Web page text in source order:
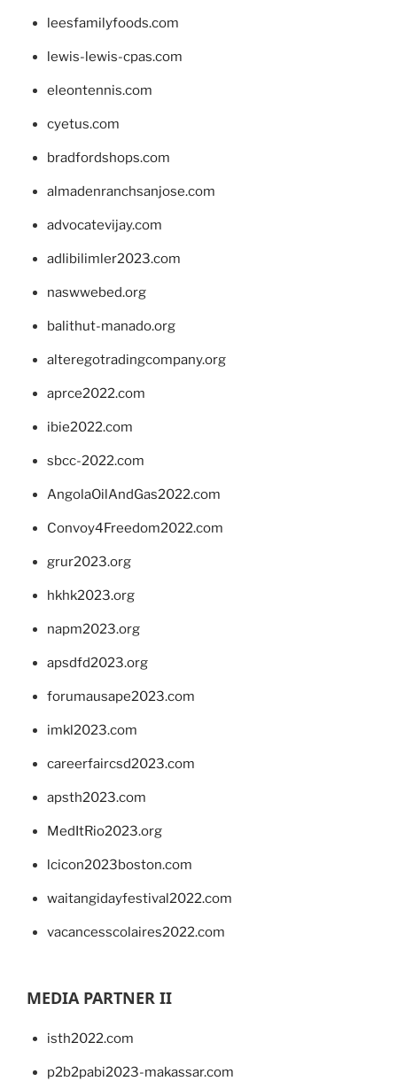
leesfamilyfoods.com
lewis-lewis-cpas.com
eleontennis.com
cyetus.com
bradfordshops.com
almadenranchsanjose.com
advocatevijay.com
adlibilimler2023.com
naswwebed.org
balithut-manado.org
alteregotradingcompany.org
aprce2022.com
ibie2022.com
sbcc-2022.com
AngolaOilAndGas2022.com
Convoy4Freedom2022.com
grur2023.org
hkhk2023.org
napm2023.org
apsdfd2023.org
forumausape2023.com
imkl2023.com
careerfaircsd2023.com
apsth2023.com
MedItRio2023.org
lcicon2023boston.com
waitangidayfestival2022.com
vacancesscolaires2022.com
MEDIA PARTNER II
isth2022.com
p2b2pabi2023-makassar.com